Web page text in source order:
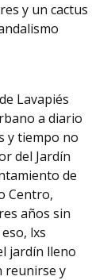
y un cactus
Lavapiés
a diario
y tiempo no
del Jardín
de
Centro,
años sin
lxs
jardín lleno
reunirse y